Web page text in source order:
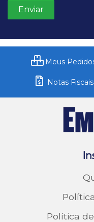
Meus
Notas Fiscais
Política